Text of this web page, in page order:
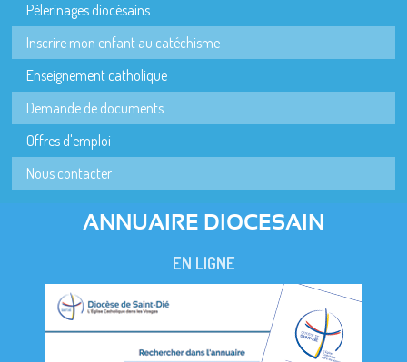
Pèlerinages diocésains
Inscrire mon enfant au catéchisme
Enseignement catholique
Demande de documents
Offres d'emploi
Nous contacter
ANNUAIRE DIOCESAIN
EN LIGNE